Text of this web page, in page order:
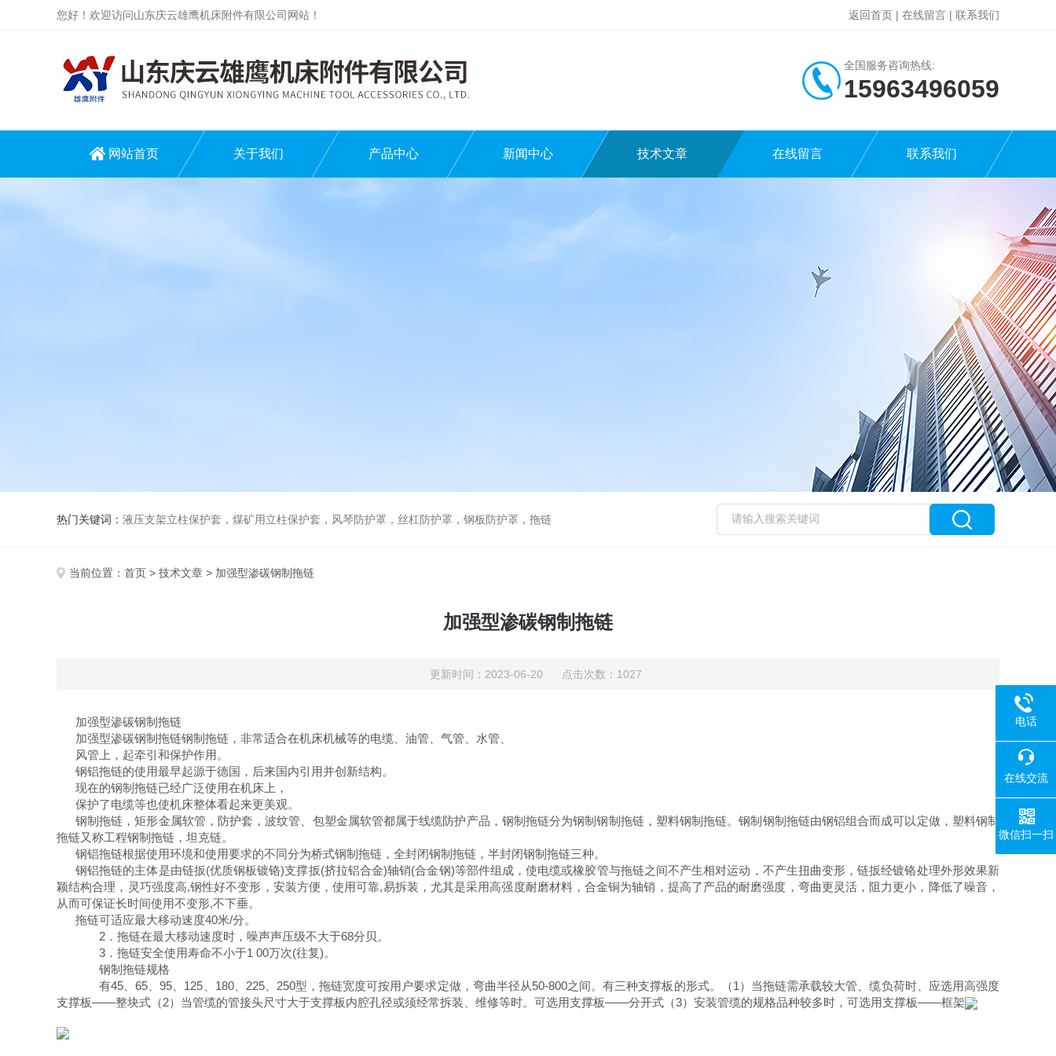
您好！欢迎访问山东庆云雄鹰机床附件有限公司网站！ 返回首页 | 在线留言 | 联系我们
全国服务咨询热线:
15963496059
网站首页 关于我们 产品中心 新闻中心 技术文章 在线留言 联系我们
热门关键词： 液压支架立柱保护套，煤矿用立柱保护套，风琴防护罩，丝杠防护罩，钢板防护罩，拖链
当前位置： 首页 > 技术文章 > 加强型渗碳钢制拖链
加强型渗碳钢制拖链
更新时间：2023-06-20 点击次数：1027
加强型渗碳钢制拖链
加强型渗碳钢制拖链钢制拖链，非常适合在机床机械等的电缆、油管、气管、水管、
风管上，起牵引和保护作用。
钢铝拖链的使用最早起源于德国，后来国内引用并创新结构。
现在的钢制拖链已经广泛使用在机床上，
保护了电缆等也使机床整体看起来更美观。
钢制拖链，矩形金属软管，防护套，波纹管、包塑金属软管都属于线缆防护产品，钢制拖链分为钢制钢制拖链，塑料钢制拖链。钢制钢制拖链由钢铝组合而成可以定做，塑料钢制
拖链又称工程钢制拖链，坦克链。
钢铝拖链根据使用环境和使用要求的不同分为桥式钢制拖链，全封闭钢制拖链，半封闭钢制拖链三种。
钢铝拖链的主体是由链扳(优质钢板镀铬)支撑扳(挤拉铝合金)轴销(合金钢)等部件组成，使电缆或橡胶管与拖链之间不产生相对运动，不产生扭曲变形，链扳经镀铬处理外形效果新
颖结构合理，灵巧强度高,钢性好不变形，安装方便，使用可靠,易拆装，尤其是采用高强度耐磨材料，合金铜为轴销，提高了产品的耐磨强度，弯曲更灵活，阻力更小，降低了噪音，
从而可保证长时间使用不变形,不下垂。
拖链可适应最大移动速度40米/分。
2．拖链在最大移动速度时，噪声声压级不大于68分贝。
3．拖链安全使用寿命不小于1 00万次(往复)。
钢制拖链规格
有45、65、95、125、180、225、250型，拖链宽度可按用户要求定做，弯曲半径从50-800之间。有三种支撑板的形式。（1）当拖链需承载较大管、缆负荷时、应选用高强度
支撑板——整块式（2）当管缆的管接头尺寸大于支撑板内腔孔径或须经常拆装、维修等时。可选用支撑板——分开式（3）安装管缆的规格品种较多时，可选用支撑板——框架
电话
在线交流
微信扫一扫